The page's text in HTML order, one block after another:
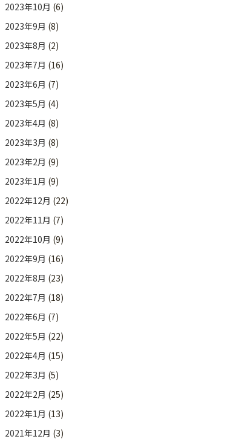
2023年10月 (6)
2023年9月 (8)
2023年8月 (2)
2023年7月 (16)
2023年6月 (7)
2023年5月 (4)
2023年4月 (8)
2023年3月 (8)
2023年2月 (9)
2023年1月 (9)
2022年12月 (22)
2022年11月 (7)
2022年10月 (9)
2022年9月 (16)
2022年8月 (23)
2022年7月 (18)
2022年6月 (7)
2022年5月 (22)
2022年4月 (15)
2022年3月 (5)
2022年2月 (25)
2022年1月 (13)
2021年12月 (3)